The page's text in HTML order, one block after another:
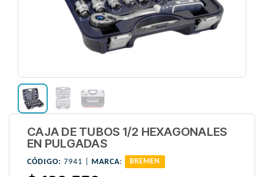
CAJA DE TUBOS 1/2 HEXAGONALES
EN PULGADAS
CÓDIGO: 7941 | MARCA: BREMEN